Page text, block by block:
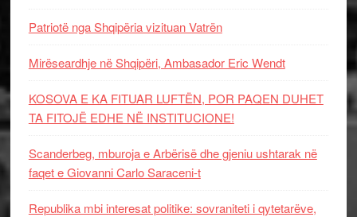
Patriotë nga Shqipëria vizituan Vatrën
Mirëseardhje në Shqipëri, Ambasador Eric Wendt
KOSOVA E KA FITUAR LUFTËN, POR PAQEN DUHET
TA FITOJË EDHE NË INSTITUCIONE!
Scanderbeg, mburoja e Arbërisë dhe gjeniu ushtarak në
faqet e Giovanni Carlo Saraceni-t
Republika mbi interesat politike: sovraniteti i qytetarëve,